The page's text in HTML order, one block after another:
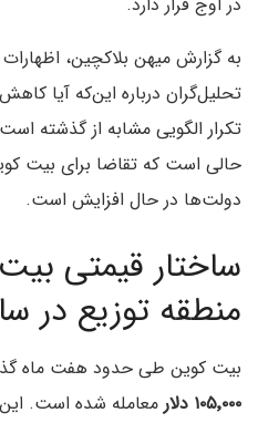
به گزارش میهن بلاکچین،
تحلیل‌گران درباره این‌که آیا
تکرار الگویی مشابه از گذشته
حالی است که تقاضا برای بیت
دولت‌ها در حال افزایش است.
ساختار قیمتی
منطقه توزیع در سال ۲۰۲۱
بیت کوین طی حدود هفت ماه
۱۰۵٬۰۰۰ دلار
معامله شده است. این